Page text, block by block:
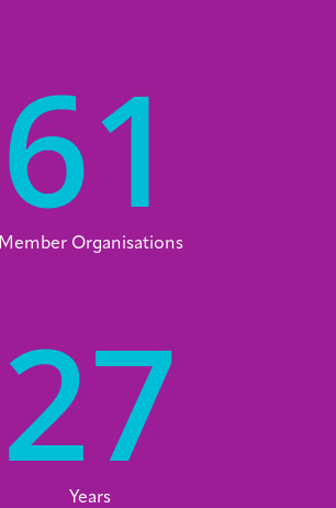
61
Member Organisations
27
Years